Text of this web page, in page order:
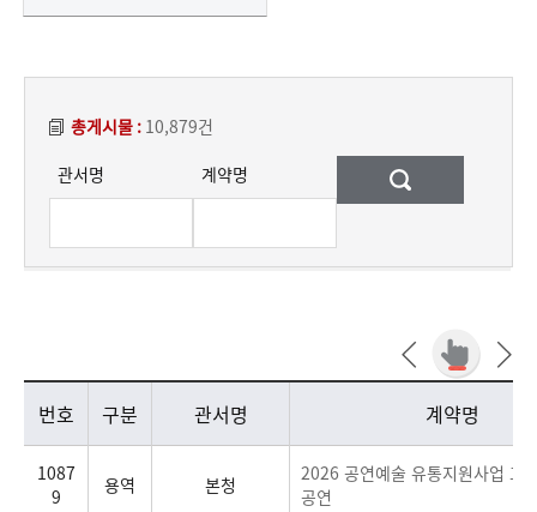
총게시물 : 10,879건
관서명
계약명
전체(공사,용역,물품)계약현황 목록으로 번호, 구분, 관서명, 계약명, 계약금액, 계약일, 계약상대자로 구분하여 안내합니다.
번호 구분 관서명 계약명
1087
9
용역 본청
2026 공연예술 유통지원사업 꼬
공연